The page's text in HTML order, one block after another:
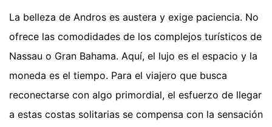
La belleza de Andros es austera y exige paciencia. No
ofrece las comodidades de los complejos turísticos de
Nassau o Gran Bahama. Aquí, el lujo es el espacio y la
moneda es el tiempo. Para el viajero que busca
reconectarse con algo primordial, el esfuerzo de llegar
a estas costas solitarias se compensa con la sensación